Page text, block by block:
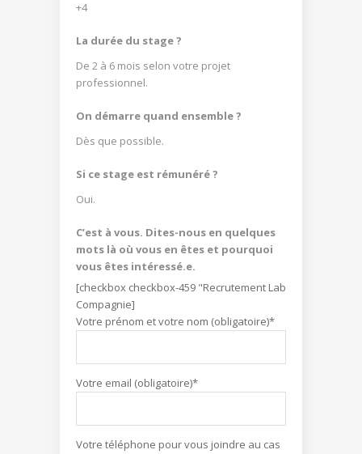
+4
La durée du stage ?
De 2 à 6 mois selon votre projet
professionnel.
On démarre quand ensemble ?
Dès que possible.
Si ce stage est rémunéré ?
Oui.
C’est à vous. Dites-nous en quelques
mots là où vous en êtes et pourquoi
vous êtes intéressé.e.
[checkbox checkbox-459 "Recrutement Lab
Compagnie]
Votre prénom et votre nom (obligatoire)*
Votre email (obligatoire)*
Votre téléphone pour vous joindre au cas